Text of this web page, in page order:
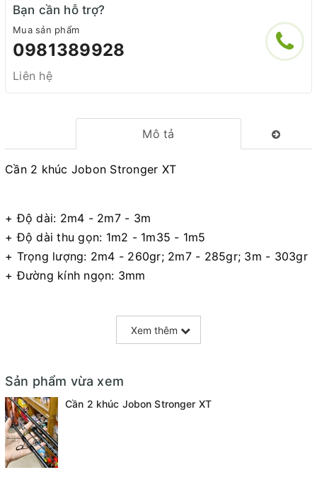
Bạn cần hỗ trợ?
Mua sản phẩm
0981389928
Liên hệ
Mô tả
Cần 2 khúc Jobon Stronger XT
+ Độ dài: 2m4 - 2m7 - 3m
+ Độ dài thu gọn: 1m2 - 1m35 - 1m5
+ Trọng lượng: 2m4 - 260gr; 2m7 - 285gr; 3m - 303gr
+ Đường kính ngọn: 3mm
+ Thích hợp: Câu Lancer - Câu Biển - Pen cá Tra
+ Tải mồi : 150g - 300gr
Toàn Thân - Cán mút
+ Khoen được làm bằng loại thép tốt chống rỉ cực cao
Xem thêm
Sản phẩm vừa xem
Cần 2 khúc Jobon Stronger XT